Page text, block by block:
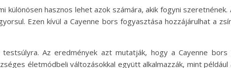
hasznos lehet azok számára, akik fogyni szeretnének.
Ezen kívül a Cayenne bors fogyasztása hozzájárulhat a
Az eredmények azt mutatják, hogy a Cayenne bors
életmódbeli változásokkal együtt alkalmazzák, mint például